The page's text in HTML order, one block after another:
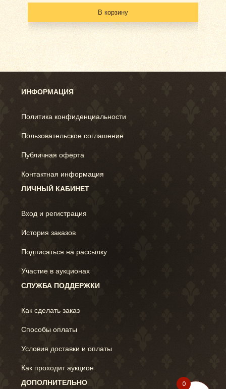
В корзину
ИНФОРМАЦИЯ
Политика конфиденциальности
Пользовательское соглашение
Публичная оферта
Контактная информация
ЛИЧНЫЙ КАБИНЕТ
Вход и регистрация
История заказов
Подписаться на рассылку
Участие в аукционах
СЛУЖБА ПОДДЕРЖКИ
Как сделать заказ
Способы оплаты
Условия доставки и оплаты
Как проходит аукцион
ДОПОЛНИТЕЛЬНО
0